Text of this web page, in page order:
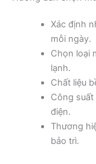
Xác định
mỗi ngày.
Chọn loại
lạnh.
Chất liệu
Công
điện.
Thương
bảo trì.